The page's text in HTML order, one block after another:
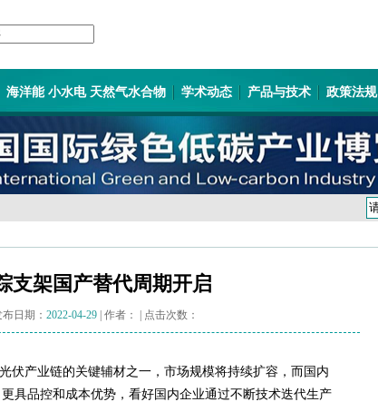
海洋能 小水电 天然气水合物 学术动态 产品与技术 政策法规
支架国产替代周期开启
布日期： 2022-04-29 | 作者： | 点击次数：
伏产业链的关键辅材之一，市场规模将持续扩容，而国内
具品控和成本优势，看好国内企业通过不断技术迭代生产